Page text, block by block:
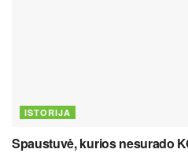
ISTORIJA
Spaustuvė, kurios nesurado